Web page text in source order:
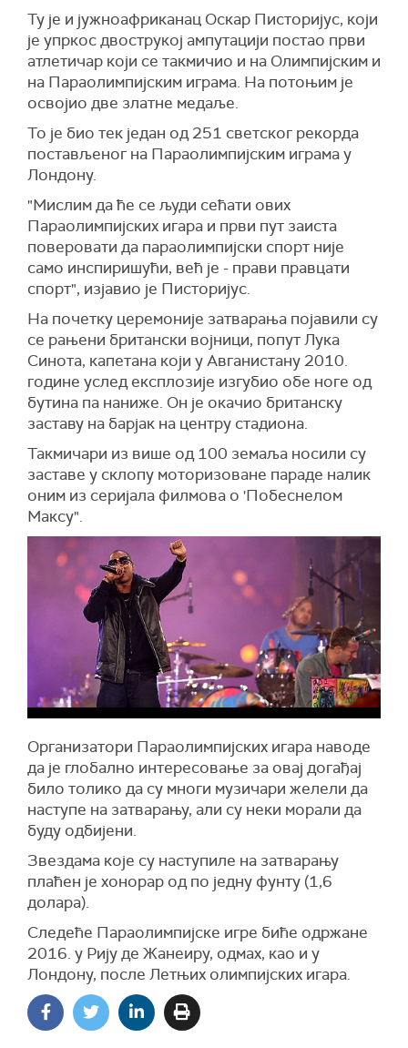
Ту је и јужноафриканац Оскар Писторијус, који
је упркос двострукој ампутацији постао први
атлетичар који се такмичио и на Олимпијским и
на Параолимпијским играма. На потоњим је
освојио две златне медаље.
То је био тек један од 251 светског рекорда
постављеног на Параолимпијским играма у
Лондону.
"Мислим да ће се људи сећати ових
Параолимпијских игара и први пут заиста
поверовати да параолимпијски спорт није
само инспиришући, већ је - прави правцати
спорт", изјавио је Писторијус.
На почетку церемоније затварања појавили су
се рањени британски војници, попут Лука
Синота, капетана који у Авганистану 2010.
године услед експлозије изгубио обе ноге од
бутина па наниже. Он је окачио британску
заставу на барјак на центру стадиона.
Такмичари из више од 100 земаља носили су
заставе у склопу моторизоване параде налик
оним из серијала филмова о 'Побеснелом
Максу".
Организатори Параолимпијских игара наводе
да је глобално интересовање за овај догађај
било толико да су многи музичари желели да
наступе на затварању, али су неки морали да
буду одбијени.
Звездама које су наступиле на затварању
плаћен је хонорар од по једну фунту (1,6
долара).
Следеће Параолимпијске игре биће одржане
2016. у Рију де Жанеиру, одмах, као и у
Лондону, после Летњих олимпијских игара.